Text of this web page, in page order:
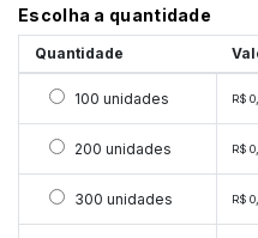
Escolha a quantidade
Quantidade
Selecionar 100
100 unidades R$
Selecionar 200
200 unidades R$
Selecionar 300
300 unidades R$